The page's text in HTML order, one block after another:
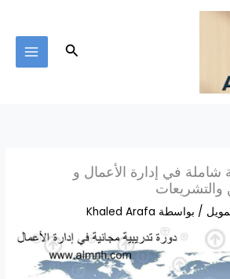
البحث
شاملة في إدارة الأعمال و
والتشريعات
/ بواسطة Khaled Arafa